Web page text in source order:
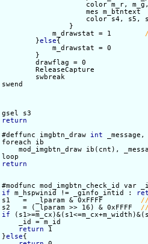
color m_r,
                    mes m_btntext
color s4, s5,
}
            m_drawstat = 1
}else{
            m_drawstat = 0
}
        drawflag = 0
        ReleaseCapture
        swbreak
swend
return
#deffunc imgbtn_draw int
foreach ib
mod_imgbtn_draw ib(cnt),
return
#modfunc mod_imgbtn_check_id var
if
m_hspwinid != _ginfo_intid :
s1   =  _lparam & 0xFFFF
s2   = (_lparam >> 16) & 0xFFFF
if
    _id = m_id
return
}else{